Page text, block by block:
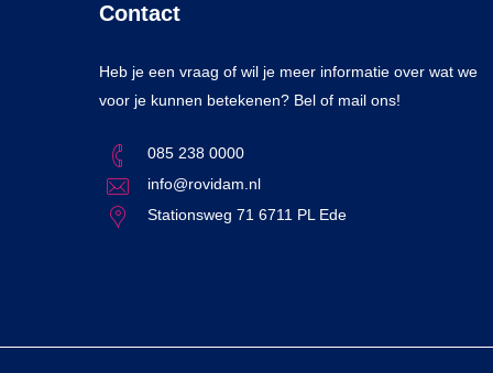
Contact
Heb je een vraag of wil je meer informatie over wat we
voor je kunnen betekenen? Bel of mail ons!
085 238 0000
info@rovidam.nl
Stationsweg 71 6711 PL Ede